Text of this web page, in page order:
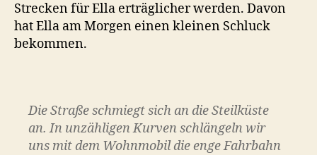
Strecken für Ella erträglicher werden. Davon
hat Ella am Morgen einen kleinen Schluck
bekommen.
Die Straße schmiegt sich an die Steilküste
an. In unzähligen Kurven schlängeln wir
uns mit dem Wohnmobil die enge Fahrbahn